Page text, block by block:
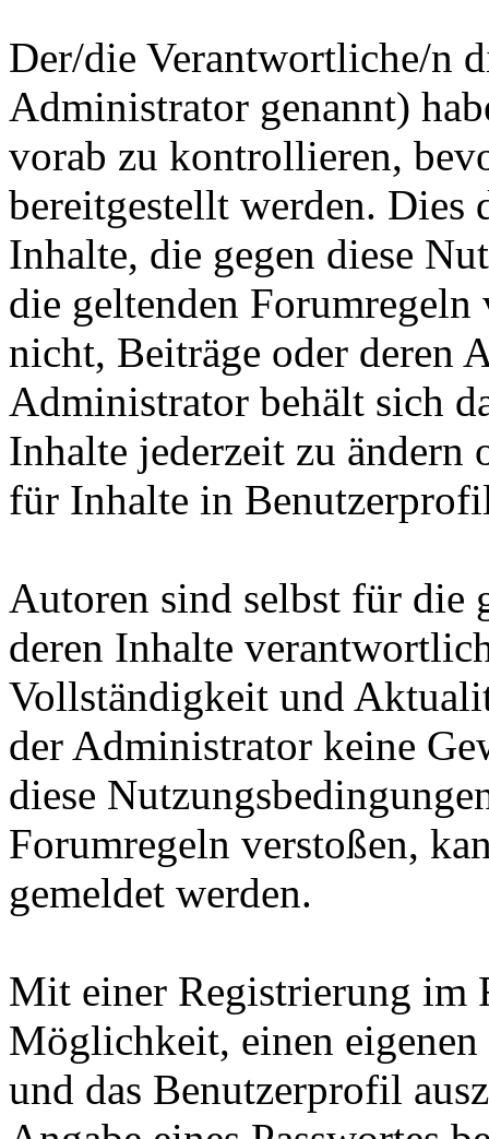
Der/die Verantwortliche/n
Administrator genannt)
vorab zu kontrollieren,
bereitgestellt werden. Dies
Inhalte, die gegen diese
die geltenden
nicht, Beiträge oder deren
Administrator behält sich
Inhalte jederzeit zu ändern
für Inhalte in
Autoren sind selbst für die
deren Inhalte
Vollständigkeit und
der Administrator keine
diese
Forumregeln verstoßen,
gemeldet werden.
Mit einer Registrierung im
Möglichkeit, einen
und das Benutzerprofil